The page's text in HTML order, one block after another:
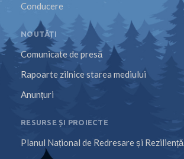
Conducere
NOUTĂȚI
Comunicate de presă
Rapoarte zilnice starea mediului
Anunțuri
RESURSE ȘI PROIECTE
Planul Național de Redresare și Reziliență